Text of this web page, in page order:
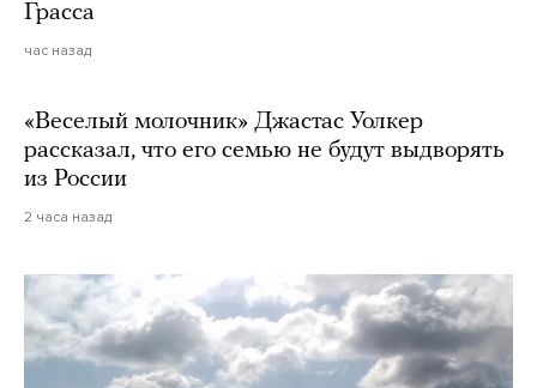
Грасса
час назад
«Веселый молочник» Джастас Уолкер
рассказал, что его семью не будут выдворять
из России
2 часа назад